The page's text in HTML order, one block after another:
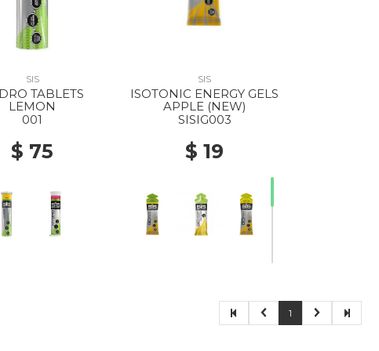
SIS
TABLETS
LEMON
001
$ 75
SIS
ISOTONIC ENERGY GELS
APPLE (NEW)
SISIG003
$ 19
1